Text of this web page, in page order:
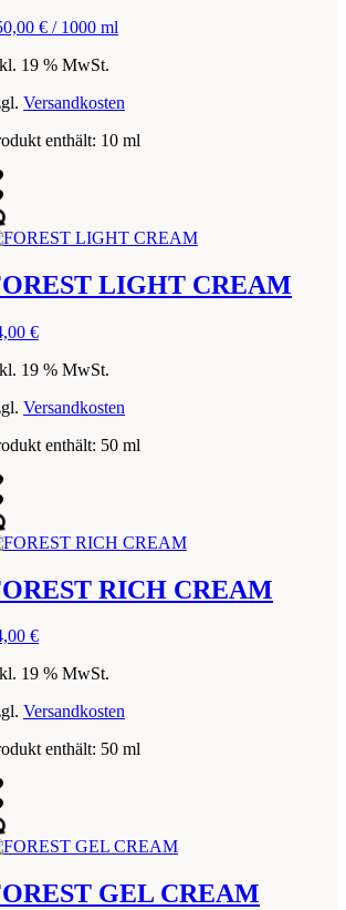
€ / 1000 ml
19 % MwSt.
Versandkosten
enthält: 10 ml
LIGHT CREAM
€
19 % MwSt.
Versandkosten
enthält: 50 ml
RICH CREAM
€
19 % MwSt.
Versandkosten
enthält: 50 ml
GEL CREAM